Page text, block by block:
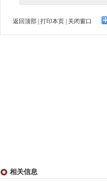
返回顶部 打印本页 关闭窗口
相关信息